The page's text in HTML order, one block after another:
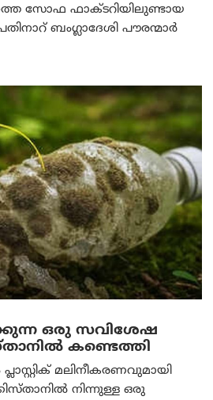
സോഫ ഫാക്ടറിയിലുണ്ടായ
ബംഗ്ലാദേശി പൗരന്മാർ
ഒരു സവിശേഷ
കണ്ടെത്തി
മലിനീകരണവുമായി
നിന്നുള്ള ഒരു